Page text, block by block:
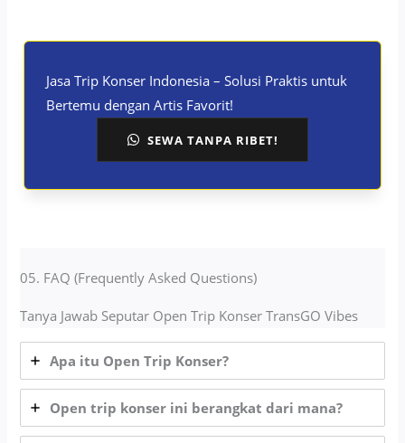
Jasa Trip Konser Indonesia – Solusi Praktis untuk
Bertemu dengan Artis Favorit!
SEWA TANPA RIBET!
05. FAQ (Frequently Asked Questions)
Tanya Jawab Seputar Open Trip Konser TransGO Vibes
Apa itu Open Trip Konser?
Open trip konser ini berangkat dari mana?